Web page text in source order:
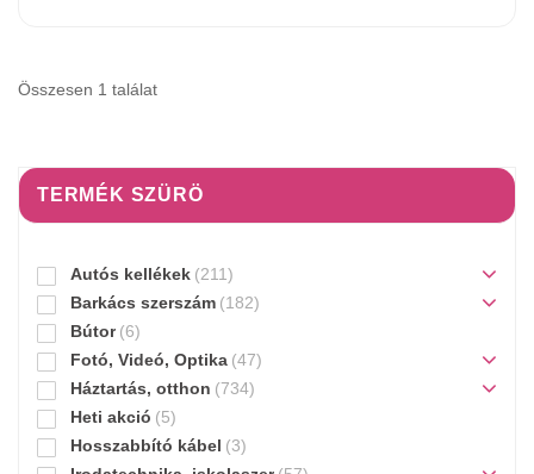
Összesen 1 találat
TERMÉK SZÜRÖ
Autós kellékek (211)
Barkács szerszám (182)
Bútor (6)
Fotó, Videó, Optika (47)
Háztartás, otthon (734)
Heti akció (5)
Hosszabbító kábel (3)